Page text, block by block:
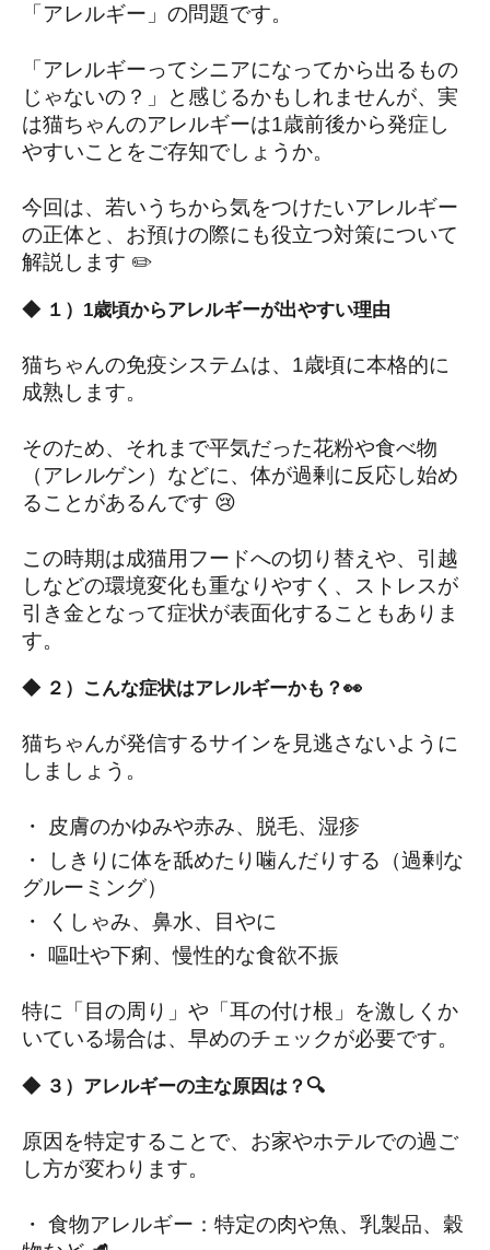
「アレルギー」の問題です。
「アレルギーってシニアになってから出るもの
じゃないの？」と感じるかもしれませんが、実
は猫ちゃんのアレルギーは1歳前後から発症し
やすいことをご存知でしょうか。
今回は、若いうちから気をつけたいアレルギー
の正体と、お預けの際にも役立つ対策について
解説します ✏️
◆ １）1歳頃からアレルギーが出やすい理由
猫ちゃんの免疫システムは、1歳頃に本格的に
成熟します。
そのため、それまで平気だった花粉や食べ物
（アレルゲン）などに、体が過剰に反応し始め
ることがあるんです 😢
この時期は成猫用フードへの切り替えや、引越
しなどの環境変化も重なりやすく、ストレスが
引き金となって症状が表面化することもありま
す。
◆ ２）こんな症状はアレルギーかも？👀
猫ちゃんが発信するサインを見逃さないように
しましょう。
・ 皮膚のかゆみや赤み、脱毛、湿疹
・ しきりに体を舐めたり噛んだりする（過剰な
グルーミング）
・ くしゃみ、鼻水、目やに
・ 嘔吐や下痢、慢性的な食欲不振
特に「目の周り」や「耳の付け根」を激しくか
いている場合は、早めのチェックが必要です。
◆ ３）アレルギーの主な原因は？🔍
原因を特定することで、お家やホテルでの過ご
し方が変わります。
・ 食物アレルギー：特定の肉や魚、乳製品、穀